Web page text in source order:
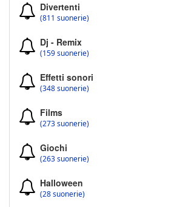
Divertenti
(811 suonerie)
Dj - Remix
(159 suonerie)
Effetti sonori
(348 suonerie)
Films
(273 suonerie)
Giochi
(263 suonerie)
Halloween
(28 suonerie)